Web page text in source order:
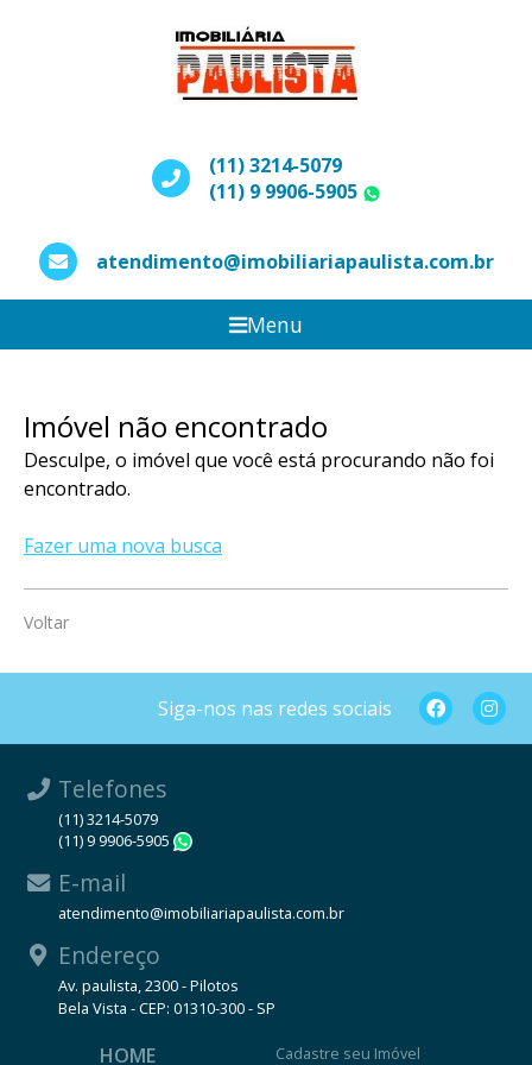
(11) 3214-5079
(11) 9 9906-5905
atendimento@imobiliariapaulista.com.br
Menu
Imóvel não encontrado
Desculpe, o imóvel que você está procurando não foi
encontrado.
Fazer uma nova busca
Voltar
Siga-nos nas redes sociais
Telefones
(11) 3214-5079
(11) 9 9906-5905
E-mail
atendimento@imobiliariapaulista.com.br
Endereço
Av. paulista, 2300 - Pilotos
Bela Vista - CEP: 01310-300 - SP
HOME Cadastre seu Imóvel